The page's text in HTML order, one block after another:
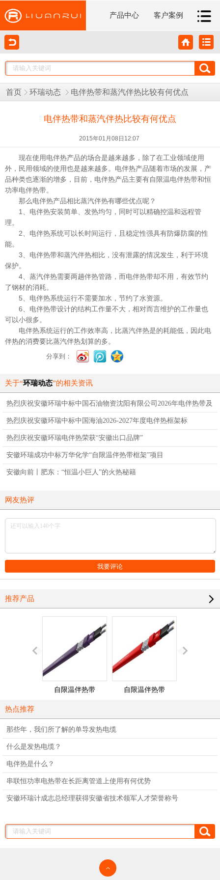
产品中心 客户案例
首页 环瑞动态 电伴热带和蒸汽伴热比较有何优点
电伴热带和蒸汽伴热比较有何优点
2015年01月08日12:07
现在使用电伴热产品的场合是越来越多，除了在工业领域使用
外，民用领域的使用也是越来越多。电伴热产品随着市场的发展，产
品种类也逐渐的增多，目前，电伴热产品主要有自限温电伴热带和恒
功率电伴热带。
那么电伴热产品相比蒸汽伴热有哪些优点呢？
1、电伴热安装简单、发热均匀，同时可以精确控温和远程管
理。
2、电伴热系统可以长时间运行，且稳定性强具有防爆防腐的性
能。
3、电伴热带和蒸汽伴热相比，没有泄露的情况发生，利于环境
保护。
4、蒸汽伴热需要两趟伴热管路，而电伴热带却不用，有效节约
了钢材的消耗。
5、电伴热系统运行不需要加水，节约了水资源。
6、电伴热带设计的结构工作量不大，相对而言维护的工作量也
可以小很多。
电伴热系统运行的工作效率高，比蒸汽伴热是的耗能低，因此电
伴热的消费要比蒸汽伴热划算的多。
分享到：
关于“环瑞动态”的相关资讯
热烈庆祝安徽环瑞中标中国石油物资沈阳有限公司2026年电伴热带及
附件采购标
热烈庆祝安徽环瑞中标中国海油2026-2027年度电伴热框架标
热烈庆祝安徽环瑞电伴热荣获“安徽出口品牌”
安徽环瑞成功中标万华化学“自限温伴热带框架”项目
安徽向前丨肥东：“恒温小巨人”的火热秘籍
网友热评
推荐产品
自限温伴热带 自限温伴热带
热点推荐
那些年，我们所了解的单导发热电缆
什么是发热电缆？
电伴热是什么？
串联恒功率电热带在长距离管道上使用有何优势
安徽环瑞计成志总经理获得安徽省技术领军人才荣誉称号